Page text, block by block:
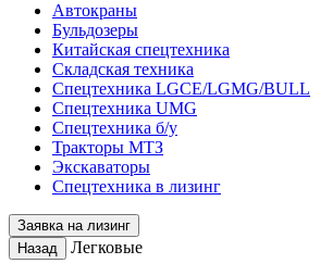
Автокраны
Бульдозеры
Китайская спецтехника
Складская техника
Спецтехника LGCE/LGMG/BULL
Спецтехника UMG
Спецтехника б/у
Тракторы МТЗ
Экскаваторы
Спецтехника в лизинг
Заявка на лизинг
Назад
Легковые